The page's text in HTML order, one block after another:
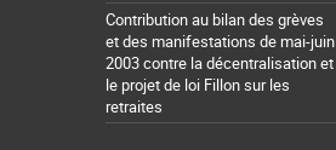
Contribution au bilan des grèves
et des manifestations de mai-juin
2003 contre la décentralisation et
le projet de loi Fillon sur les
retraites